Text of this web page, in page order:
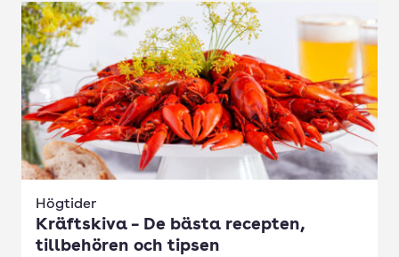
Högtider
Kräftskiva – De bästa recepten,
tillbehören och tipsen